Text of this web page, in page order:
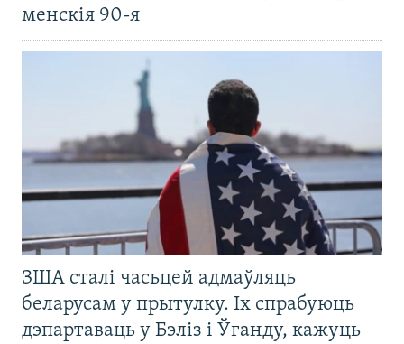
менскія 90-я
ЗША сталі часьцей адмаўляць
беларусам у прытулку. Іх спрабуюць
дэпартаваць у Бэліз і Ўганду, кажуць